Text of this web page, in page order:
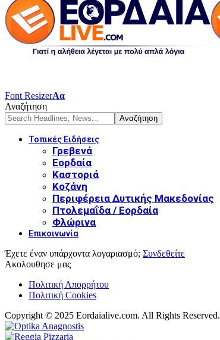
Font ResizerΑα
Αναζήτηση
Τοπικές Ειδήσεις
Γρεβενά
Εορδαία
Καστοριά
Κοζάνη
Περιφέρεια Δυτικής Μακεδονίας
Πτολεμαΐδα / Εορδαία
Φλώρινα
Επικοινωνία
Έχετε έναν υπάρχοντα λογαριασμό; Συνδεθείτε
Ακολουθησε μας
Πολιτική Απορρήτου
Πολιτική Cookies
Copyright © 2025 Eordaialive.com. All Rights Reserved.